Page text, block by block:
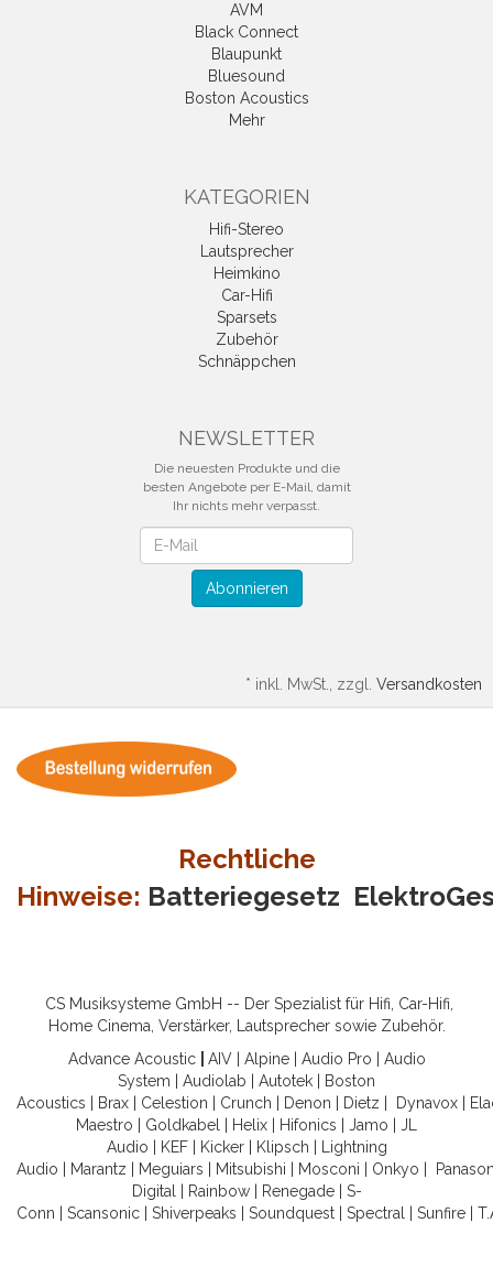
AVM
Black Connect
Blaupunkt
Bluesound
Boston Acoustics
Mehr
KATEGORIEN
Hifi-Stereo
Lautsprecher
Heimkino
Car-Hifi
Sparsets
Zubehör
Schnäppchen
NEWSLETTER
Die neuesten Produkte und die
besten Angebote per E-Mail, damit
Ihr nichts mehr verpasst.
Abonnieren
* inkl. MwSt., zzgl. Versandkosten
Rechtliche
Hinweise: Batteriegesetz
CS Musiksysteme GmbH -- Der Spezialist für Hifi, Car-Hifi,
Home Cinema, Verstärker, Lautsprecher sowie Zubehör.
Advance Acoustic
AIV| Alpine| Audio Pro
Audio
System
Audiolab Autotek
Boston
Acoustics
Brax Celestion Crunch Denon Dietz Dynavox
Maestro
Goldkabel Helix Hifonics Jamo
JL
Audio
KEF| Kicker| Klipsch
Lightning
Audio
Marantz Meguiars Mitsubishi Mosconi Onkyo
Digital
Rainbow| Renegade| S-
Conn
Scansonic Shiverpeaks Soundquest Spectral Sunfire